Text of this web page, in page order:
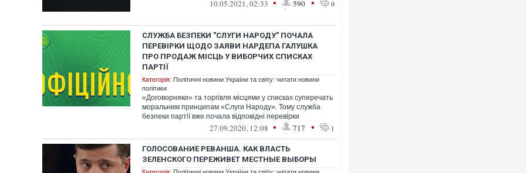
10.05.2021, 02:33 • 590 • 0
СЛУЖБА БЕЗПЕКИ "СЛУГИ НАРОДУ" ПОЧАЛА
ПЕРЕВІРКИ ЩОДО ЗАЯВИ НАРДЕПА ГАЛУШКА
ПРО ПРОДАЖ МІСЦЬ У ВИБОРЧИХ СПИСКАХ
ПАРТІЇ
Категорія: Політичні новини України та світу: читати новини
політики
«Договорняки» та торгівля місцями у списках суперечать
моральним принципам «Слуги Народу». Тому служба
безпеки партії вже почала відповідні перевірки
27.09.2020, 12:08 • 717 • 1
ГОЛОСОВАНИЕ РЕВАНША. КАК ВЛАСТЬ
ЗЕЛЕНСКОГО ПЕРЕЖИВЕТ МЕСТНЫЕ ВЫБОРЫ
Топпосадовцю